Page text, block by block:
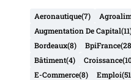
Aeronautique(7)
Augmentation De Capital
Bordeaux(8) BpiFrance
Bâtiment(4) Croissance
E-Commerce(8) Emploi